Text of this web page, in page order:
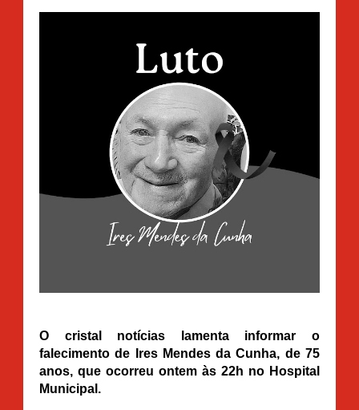
O cristal notícias lamenta informar o
falecimento de Ires Mendes da Cunha, de 75
anos, que ocorreu ontem às 22h no Hospital
Municipal.